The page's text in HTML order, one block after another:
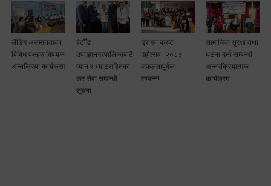
लैङ्गि असमानताका
विबिध पक्षहरु विषयक
अन्तक्रिया कार्यक्रम
हेटौँडा
उपमहानगरपालिकाबाटै
प्यान र भ्याटसहितका
कर सेवा सम्बन्धी
सूचना
ड्रागन फ्रुट
महोत्सव–२०८३
सफलतापूर्वक
सम्पन्न!
सामाजिक सुरक्षा तथा
घटना दर्ता सम्बन्धी
अन्तरक्रियात्मक
कार्यक्रम